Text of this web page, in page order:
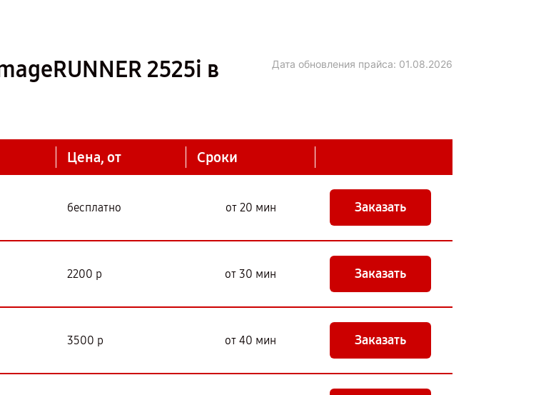
2525i в
Дата обновления прайса: 01.08.2026
Цена, от Сроки
бесплатно от 20 мин Заказать
2200 р от 30 мин Заказать
3500 р от 40 мин Заказать